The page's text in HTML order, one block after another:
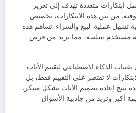
ابتكارات متعددة تهدف إلى تعزيز
من بين هذه الابتكارات، تخصيص
تسهل عملية البيع والشراء. تساهم هذه
مستخدم سلسة، مما يزيد من فرص
الذكاء الاصطناعي لتقييم الأثاث
لا تقتصر على التقييم فقط، بل
تتيح إعادة تصميم الأثاث بشكل مبتكر.
أكبر وتزيد من جاذبية الأسواق.